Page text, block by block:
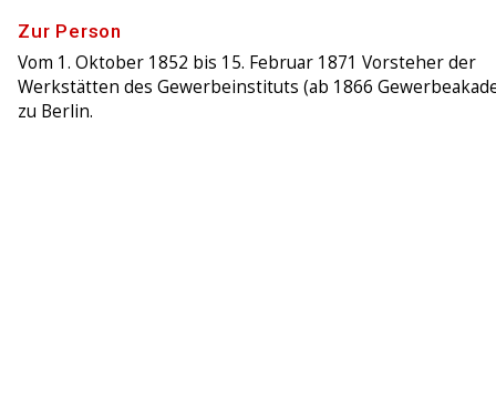
Zur Person
Vom 1. Oktober 1852 bis 15. Februar 1871 Vorsteher der
Werkstätten des Gewerbeinstituts (ab 1866
zu Berlin.